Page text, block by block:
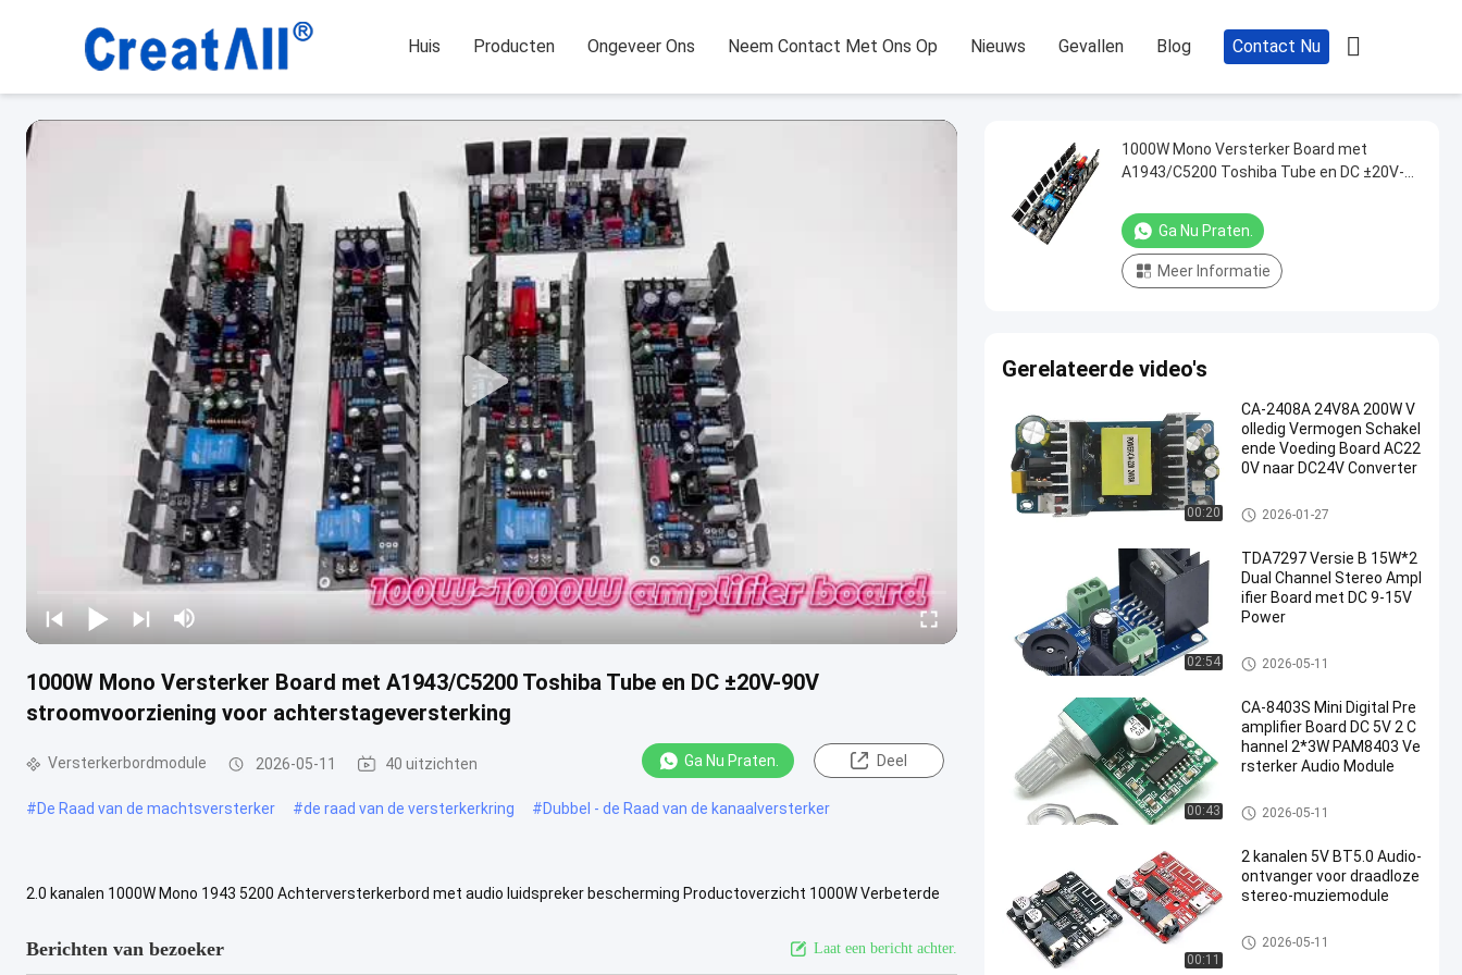
Huis Producten Ongeveer Ons Neem Contact Met Ons Op Nieuws Gevallen Blog Contact Nu 
1000W Mono Versterker Board met A1943/C5200 Toshiba Tube en DC ±20V-90V
stroomvoorziening voor achterstageversterking
Versterkerbordmodule 2026-05-11 40 uitzichten Ga Nu Praten. Deel
#De Raad van de machtsversterker #de raad van de versterkerkring #Dubbel - de Raad van de kanaalversterker
2.0 kanalen 1000W Mono 1943 5200 Achterversterkerbord met audio luidspreker bescherming Productoverzicht 1000W Verbeterde
Berichten van bezoeker Laat een bericht achter.
1000W Mono Versterker Board met
A1943/C5200 Toshiba Tube en DC ±20V-
achterstageversterking
Ga Nu Praten.
Meer Informatie
Gerelateerde video's
00:20
CA-2408A 24V8A 200W V
olledig Vermogen Schakel
ende Voeding Board AC22
0V naar DC24V Converter
Versterkerbordmodule
2026-01-27
02:54
TDA7297 Versie B 15W*2
Dual Channel Stereo Ampl
ifier Board met DC 9-15V
Power
Versterkerbordmodule
2026-05-11
00:43
CA-8403S Mini Digital Pre
amplifier Board DC 5V 2 C
hannel 2*3W PAM8403 Ve
rsterker Audio Module
Versterkerbordmodule
2026-05-11
00:11
2 kanalen 5V BT5.0 Audio-
ontvanger voor draadloze
stereo-muziemodule
Versterkerbordmodule
2026-05-11